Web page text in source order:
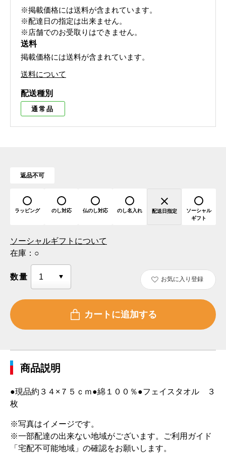
※掲載価格には送料が含まれています。
※配達日の指定は出来ません。
※店舗でのお受取りはできません。
送料
掲載価格には送料が含まれています。
送料について
配送種別
通常品
返品不可
ラッピング のし対応 仏のし対応 のし名入れ 配送日指定
ソーシャル
ギフト
ソーシャルギフトについて
在庫： ○
数量 お気に入り登録
商品説明
●現品約３４×７５ｃｍ●綿１００％●フェイスタオル ３
枚
※写真はイメージです。
※一部配達の出来ない地域がございます。ご利用ガイド
「宅配不可能地域」の確認をお願いします。